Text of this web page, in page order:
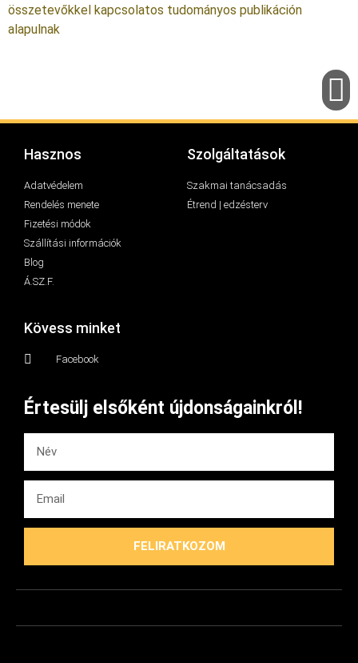
összetevőkkel kapcsolatos tudományos publikáción
alapulnak
Hasznos
Adatvédelem
Rendelés menete
Fizetési módok
Szállítási információk
Blog
Á.SZ.F.
Szolgáltatások
Szakmai tanácsadás
Étrend | edzésterv
Kövess minket
Facebook
Értesülj elsőként újdonságainkról!
FELIRATKOZOM